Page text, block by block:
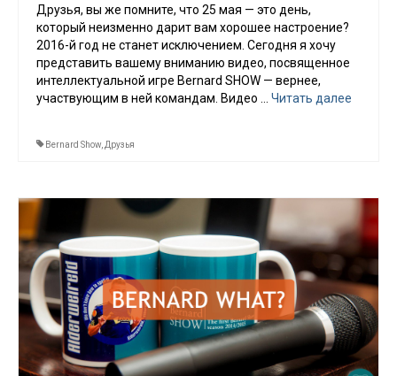
Друзья, вы же помните, что 25 мая — это день,
который неизменно дарит вам хорошее настроение?
2016-й год не станет исключением. Сегодня я хочу
представить вашему вниманию видео, посвященное
интеллектуальной игре Bernard SHOW — вернее,
участвующим в ней командам. Видео … Читать далее
Bernard Show,Друзья